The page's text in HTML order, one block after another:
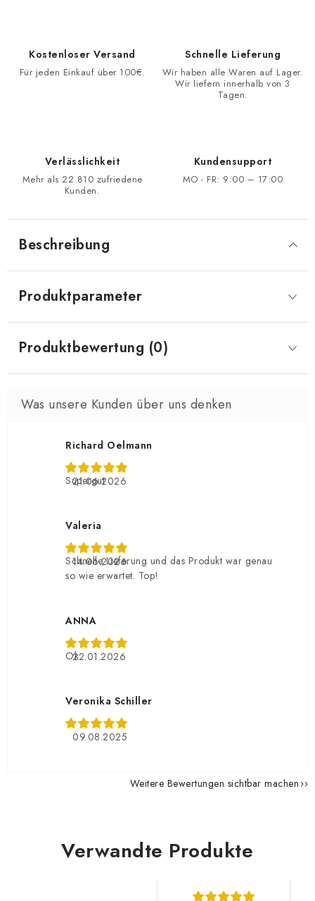
Kostenloser Versand
Für jeden Einkauf über 100€.
Schnelle Lieferung
Wir haben alle Waren auf Lager.
Wir liefern innerhalb von 3
Tagen.
Verlässlichkeit
Mehr als 22 810 zufriedene
Kunden.
Kundensupport
MO - FR: 9:00 – 17:00
Beschreibung
Produktparameter
Produktbewertung (0)
Richard Oelmann
21.06.2026
Supergut
Valeria
14.06.2026
Schnelle Lieferung und das Produkt war genau
so wie erwartet. Top!
ANNA
22.01.2026
Ok
Veronika Schiller
09.08.2025
Weitere Bewertungen sichtbar machen
Verwandte Produkte